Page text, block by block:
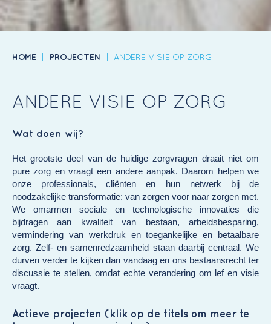
HOME | PROJECTEN | ANDERE VISIE OP ZORG
ANDERE VISIE OP ZORG
Wat doen wij?
Het grootste deel van de huidige zorgvragen draait niet om
pure zorg en vraagt een andere aanpak. Daarom helpen we
onze professionals, cliënten en hun netwerk bij de
noodzakelijke transformatie: van zorgen voor naar zorgen met.
We omarmen sociale en technologische innovaties die
bijdragen aan kwaliteit van bestaan, arbeidsbesparing,
vermindering van werkdruk en toegankelijke en betaalbare
zorg. Zelf- en samenredzaamheid staan daarbij centraal. We
durven verder te kijken dan vandaag en ons bestaansrecht ter
discussie te stellen, omdat echte verandering om lef en visie
vraagt.
Actieve projecten (klik op de titels om meer te